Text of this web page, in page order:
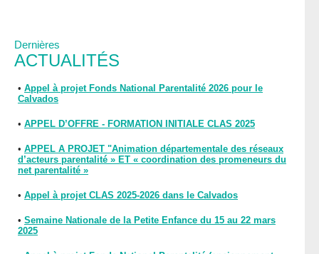
Dernières
ACTUALITÉS
• Appel à projet Fonds National Parentalité 2026 pour le
Calvados
• APPEL D’OFFRE - FORMATION INITIALE CLAS 2025
• APPEL A PROJET "Animation départementale des réseaux
d’acteurs parentalité » ET « coordination des promeneurs du
net parentalité »
• Appel à projet CLAS 2025-2026 dans le Calvados
• Semaine Nationale de la Petite Enfance du 15 au 22 mars
2025